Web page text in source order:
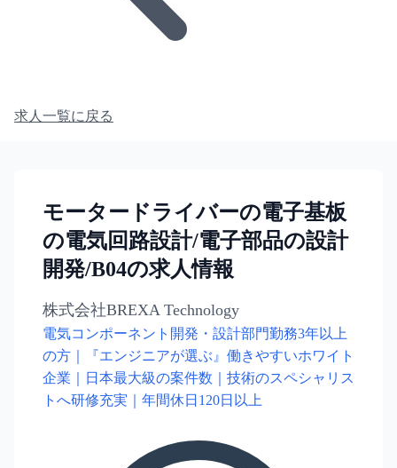
求人一覧に戻る
モータードライバーの電子基板
の電気回路設計/電子部品の設計
開発/B04の求人情報
株式会社BREXA Technology
電気コンポーネント開発・設計部門勤務3年以上
の方｜『エンジニアが選ぶ』働きやすいホワイト
企業｜日本最大級の案件数｜技術のスペシャリス
トへ研修充実｜年間休日120日以上